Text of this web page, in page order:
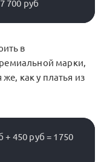
в
марки,
же, как у платья из
+ 450 руб = 1750